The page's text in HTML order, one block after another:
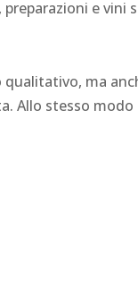
e vini
ma
Allo stesso modo